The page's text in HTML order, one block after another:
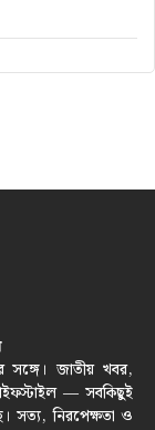
সঙ্গে। জাতীয় খবর,
— সবকিছুই
সত্য, নিরপেক্ষতা ও